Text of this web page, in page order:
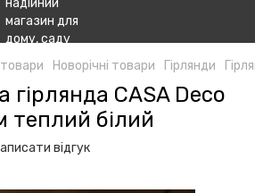
Новорічні товари Гірлянди
гірлянда CASA Deco
теплий білий
відгук